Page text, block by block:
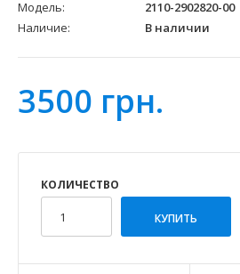
Модель:
2110-2902820-00
Наличие:
В наличии
3500 грн.
КОЛИЧЕСТВО